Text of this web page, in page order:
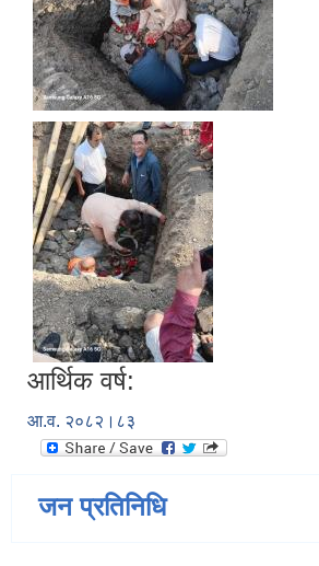
आर्थिक वर्ष:
आ.व. २०८२।८३
जन प्रतिनिधि